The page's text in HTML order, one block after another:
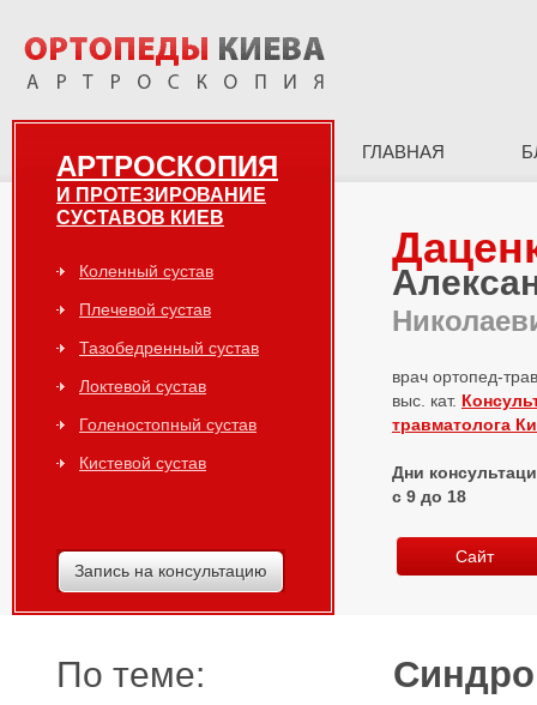
ГЛАВНАЯ
АРТРОСКОПИЯ
И ПРОТЕЗИРОВАНИЕ
СУСТАВОВ КИЕВ
Коленный сустав
Плечевой сустав
Тазобедренный сустав
Локтевой сустав
Голеностопный сустав
Кистевой сустав
Запись на консультацию
врач ортопед-
выс. кат.
травматолога
Дни
с 9 до 18
Сайт
По теме: